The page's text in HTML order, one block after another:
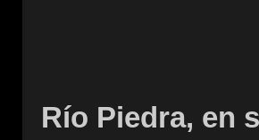
Río Piedra, en